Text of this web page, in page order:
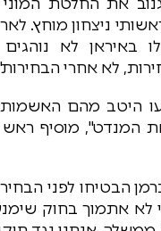
ניצחון מוחץ.
באיראן לא
לא אחרי
היטב מהם
המנדט", מוסיף
הבטיחו לפני
לא אתמוך בחוק